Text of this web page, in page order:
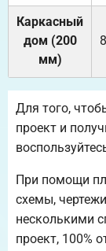
Каркасный
дом (200
мм)
Для того,
проект и
При помощи
схемы,
несколькими
проект, 100%